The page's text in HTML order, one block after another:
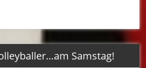
Samstag!